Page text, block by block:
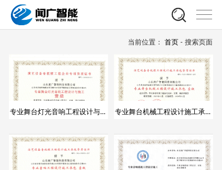
当前位置：首页 - 搜索页面
专业舞台灯光音响工程设计与施
专业舞台机械工程设计施工承包